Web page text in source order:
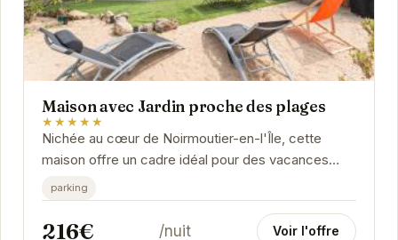
Maison avec Jardin proche des plages
★★★★★
Nichée au cœur de Noirmoutier-en-l'Île, cette
maison offre un cadre idéal pour des vacances
relaxantes. Son jardin privatif est une invitation à...
parking
216€ /nuit Voir l'offre